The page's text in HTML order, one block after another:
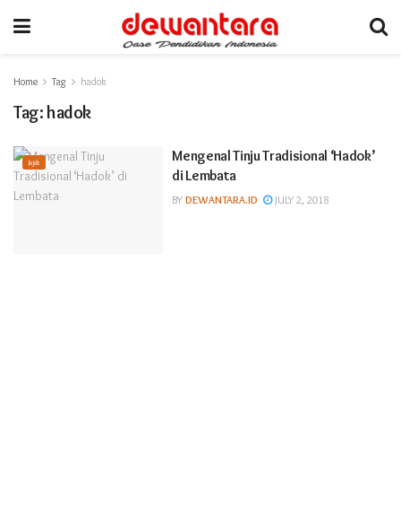
Home Tag hadok
Tag: hadok
Jejak
Mengenal Tinju Tradisional ‘Hadok’
di Lembata
BY DEWANTARA.ID JULY 2, 2018